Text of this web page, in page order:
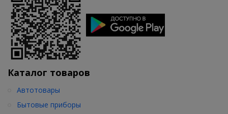
Каталог товаров
Автотовары
Бытовые приборы